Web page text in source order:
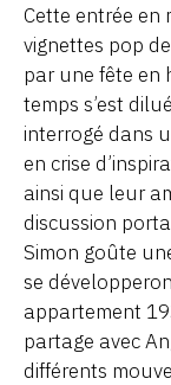
Cette entrée en
vignettes pop
par une fête en
temps s’est
interrogé dans
en crise
ainsi que leur
discussion
Simon goûte
se
appartement
partage avec
différents